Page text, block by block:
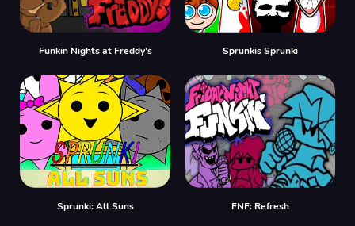
Funkin Nights at Freddy’s Sprunkis Sprunki
Sprunki: All Suns FNF: Refresh